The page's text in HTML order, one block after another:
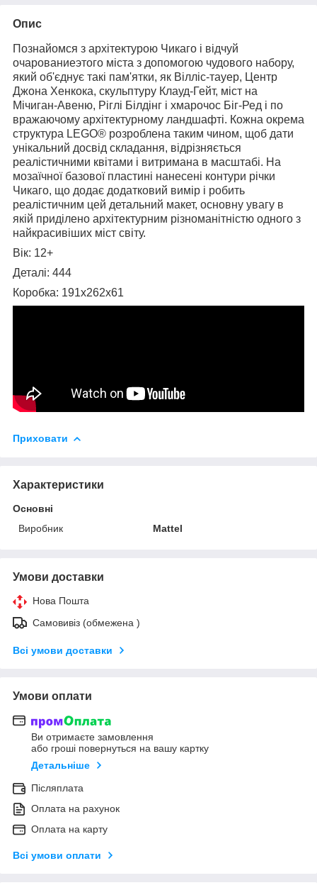
Опис
Познайомся з архітектурою Чикаго і відчуй
очарованиеэтого міста з допомогою чудового набору,
який об'єднує такі пам'ятки, як Вілліс-тауер, Центр
Джона Хенкока, скульптуру Клауд-Гейт, міст на
Мічиган-Авеню, Ріглі Білдінг і хмарочос Біг-Ред і по
вражаючому архітектурному ландшафті. Кожна окрема
структура LEGO® розроблена таким чином, щоб дати
унікальний досвід складання, відрізняється
реалістичними квітами і витримана в масштабі. На
мозаїчної базової пластині нанесені контури річки
Чикаго, що додає додатковий вимір і робить
реалістичним цей детальний макет, основну увагу в
якій приділено архітектурним різноманітністю одного з
найкрасивіших міст світу.
Вік: 12+
Деталі: 444
Коробка: 191x262x61
Приховати
Характеристики
Основні
Виробник
Mattel
Умови доставки
Нова Пошта
Самовивіз (обмежена )
Всі умови доставки
Умови оплати
Ви отримаєте замовлення
або гроші повернуться на вашу картку
Детальніше
Післяплата
Оплата на рахунок
Оплата на карту
Всі умови оплати